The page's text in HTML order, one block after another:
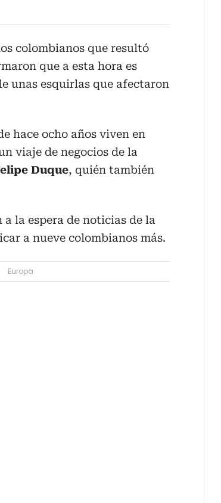
colombianos que resultó
que a esta hora es
unas esquirlas que afectaron
hace ocho años viven en
viaje de negocios de la
Duque, quién también
la espera de noticias de la
a nueve colombianos más.
Europa